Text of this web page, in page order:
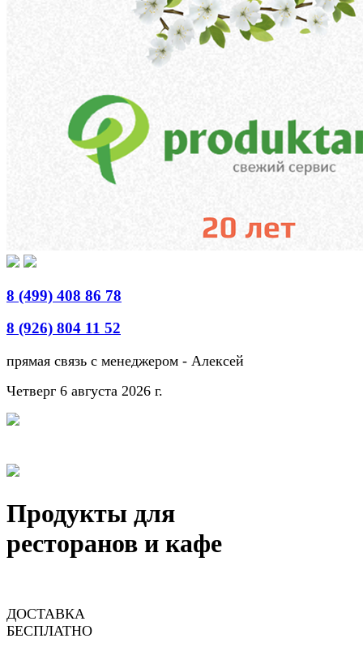
8 (499) 408 86 78
8 (926) 804 11 52
прямая связь с менеджером - Алексей
Четверг 6 августа 2026 г.
Продукты для
ресторанов и кафе
ДОСТАВКА
БЕСПЛАТНО